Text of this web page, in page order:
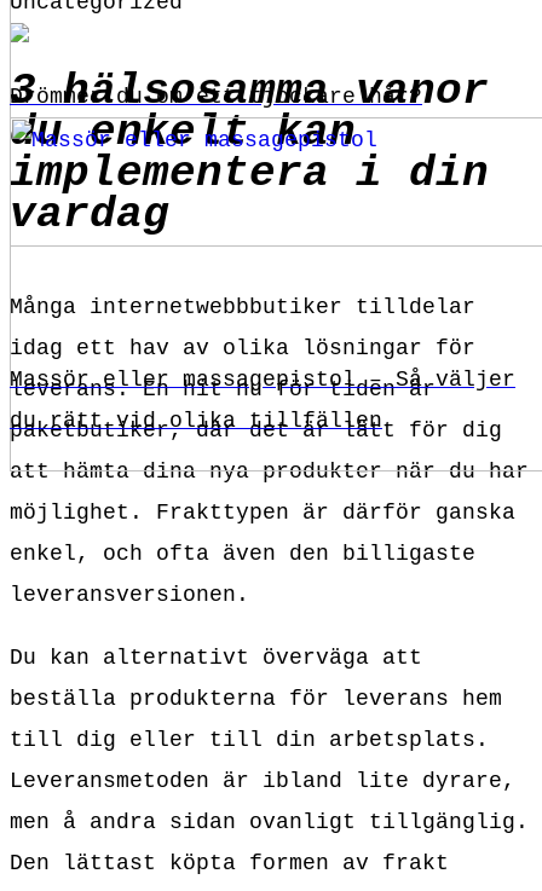
Drömmer du om ett tjockare hår?
Massör eller massagepistol – Så väljer
du rätt vid olika tillfällen
3 hälsosamma vanor
du enkelt kan
implementera i din
vardag
Många internetwebbbutiker tilldelar
idag ett hav av olika lösningar för
leverans. En hit nu för tiden är
paketbutiker, där det är lätt för dig
att hämta dina nya produkter när du har
möjlighet. Frakttypen är därför ganska
enkel, och ofta även den billigaste
leveransversionen.
Du kan alternativt överväga att
beställa produkterna för leverans hem
till dig eller till din arbetsplats.
Leveransmetoden är ibland lite dyrare,
men å andra sidan ovanligt tillgänglig.
Den lättast köpta formen av frakt